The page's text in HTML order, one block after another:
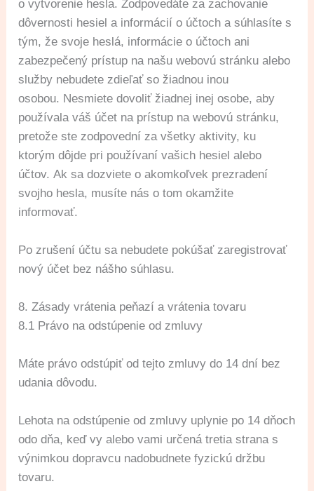
o vytvorenie hesla. Zodpovedáte za zachovanie
dôvernosti hesiel a informácií o účtoch a súhlasíte s
tým, že svoje heslá, informácie o účtoch ani
zabezpečený prístup na našu webovú stránku alebo
služby nebudete zdieľať so žiadnou inou
osobou. Nesmiete dovoliť žiadnej inej osobe, aby
používala váš účet na prístup na webovú stránku,
pretože ste zodpovední za všetky aktivity, ku
ktorým dôjde pri používaní vašich hesiel alebo
účtov. Ak sa dozviete o akomkoľvek prezradení
svojho hesla, musíte nás o tom okamžite
informovať.
Po zrušení účtu sa nebudete pokúšať zaregistrovať
nový účet bez nášho súhlasu.
8. Zásady vrátenia peňazí a vrátenia tovaru
8.1 Právo na odstúpenie od zmluvy
Máte právo odstúpiť od tejto zmluvy do 14 dní bez
udania dôvodu.
Lehota na odstúpenie od zmluvy uplynie po 14 dňoch
odo dňa, keď vy alebo vami určená tretia strana s
výnimkou dopravcu nadobudnete fyzickú držbu
tovaru.